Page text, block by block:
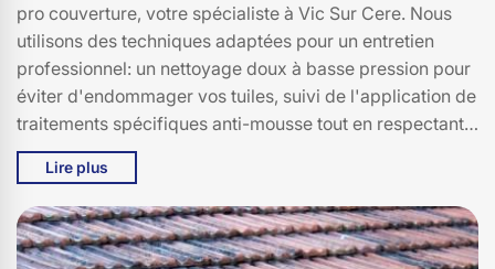
pro couverture, votre spécialiste à Vic Sur Cere. Nous
utilisons des techniques adaptées pour un entretien
professionnel: un nettoyage doux à basse pression pour
éviter d'endommager vos tuiles, suivi de l'application de
traitements spécifiques anti-mousse tout en respectant
son matériau. Ne laissez pas la fragilité de vos tuiles
endomager votre maison. Appelez-nous pour un service
professionnel!
Lire plus